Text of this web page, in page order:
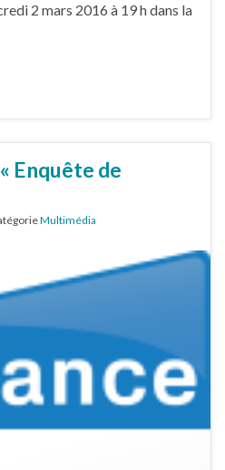
2 mars 2016 à 19 h dans la
Enquête de
Multimédia